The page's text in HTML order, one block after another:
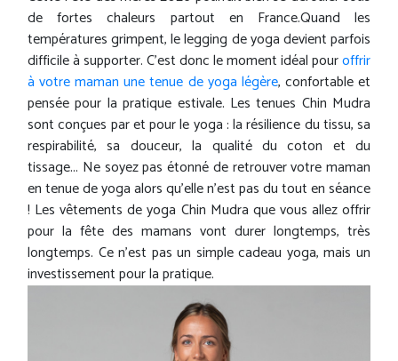
de fortes chaleurs partout en France.Quand les
températures grimpent, le legging de yoga devient parfois
difficile à supporter. C’est donc le moment idéal pouroffrir
à votre maman une tenue de yoga légère, confortable et
pensée pour la pratique estivale. Les tenues Chin Mudra
sont conçues par et pour le yoga : la résilience du tissu, sa
respirabilité, sa douceur, la qualité du coton et du
tissage... Ne soyez pas étonné de retrouver votre maman
en tenue de yoga alors qu'elle n'est pas du tout en séance
! Les vêtements de yoga Chin Mudra que vous allez offrir
pour la fête des mamans vont durer longtemps, très
longtemps. Ce n'est pas un simple cadeau yoga, mais un
investissement pour la pratique.